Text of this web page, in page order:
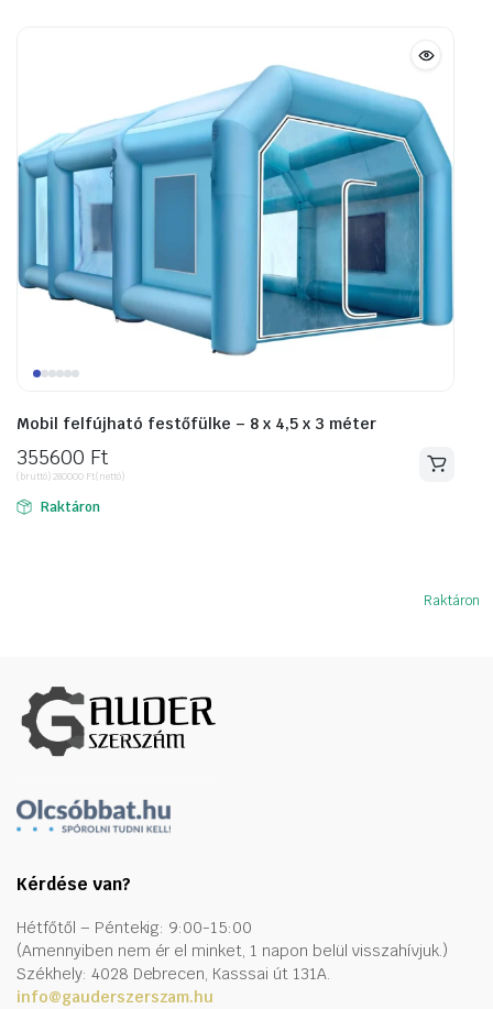
Mobil felfújható festőfülke – 8 x 4,5 x 3 méter
355600 Ft
(bruttó)280000 Ft(nettó)
Raktáron
Raktáron
Kérdése van?
Hétfőtől – Péntekig: 9:00-15:00
(Amennyiben nem ér el minket, 1 napon belül visszahívjuk.)
Székhely: 4028 Debrecen, Kasssai út 131A.
info@gauderszerszam.hu